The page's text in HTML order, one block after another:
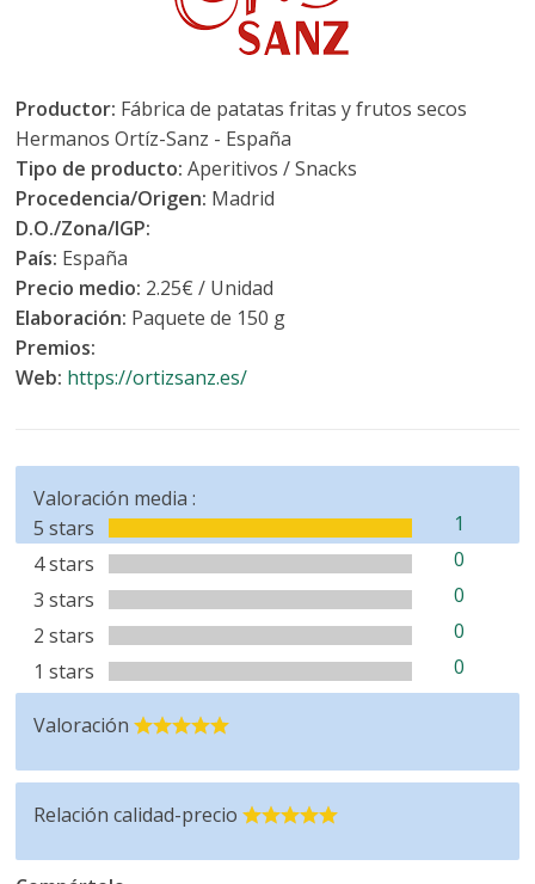
Productor: Fábrica de patatas fritas y frutos secos
Hermanos Ortíz-Sanz - España
Tipo de producto:Aperitivos / Snacks
Procedencia/Origen: Madrid
D.O./Zona/IGP:
País: España
Precio medio: 2.25€ / Unidad
Elaboración: Paquete de 150 g
Premios:
Web: https://ortizsanz.es/
Valoración media :
5 stars
1
4 stars
0
3 stars
0
2 stars
0
1 stars
0
Valoración
Relación calidad-precio